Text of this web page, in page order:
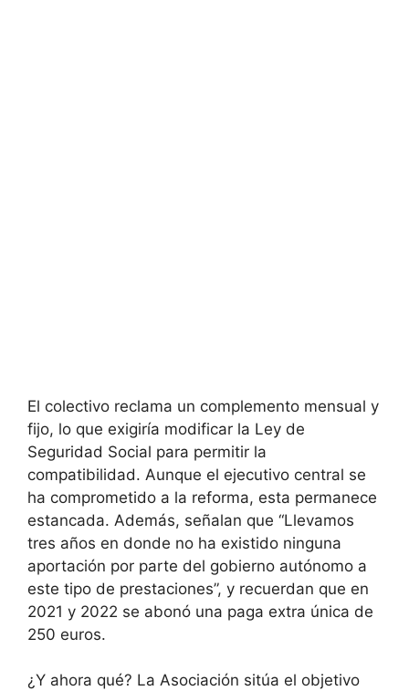
El colectivo reclama un complemento mensual y
fijo, lo que exigiría modificar la Ley de
Seguridad Social para permitir la
compatibilidad. Aunque el ejecutivo central se
ha comprometido a la reforma, esta permanece
estancada. Además, señalan que “Llevamos
tres años en donde no ha existido ninguna
aportación por parte del gobierno autónomo a
este tipo de prestaciones”, y recuerdan que en
2021 y 2022 se abonó una paga extra única de
250 euros.
¿Y ahora qué? La Asociación sitúa el objetivo